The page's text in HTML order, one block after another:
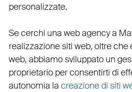
personalizzate.
Se cerchi una web agency a
realizzazione siti web, oltre che
web, abbiamo sviluppato un
proprietario per consentirti di
autonomia la creazione di siti